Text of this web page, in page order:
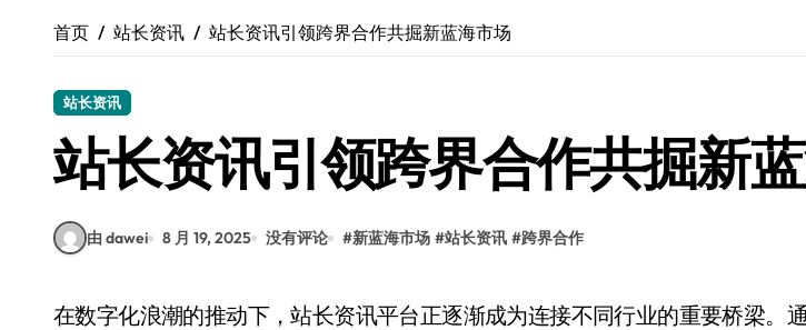
Linux环境优化与数据库调优实战
Linux下计算机视觉数据库配置与优化
Windows精简运行库与高效架构设计
首页 站长资讯 站长资讯引领跨界合作共掘新蓝海市场
站长资讯
站长资讯引领跨界合作共掘新
由 dawei 8 月 19, 2025 没有评论 #新蓝海市场 #站长资讯 #跨界合作
在数字化浪潮的推动下，站长资讯平台正逐渐成为连接不同行业的重要桥梁。通过精准的信息传